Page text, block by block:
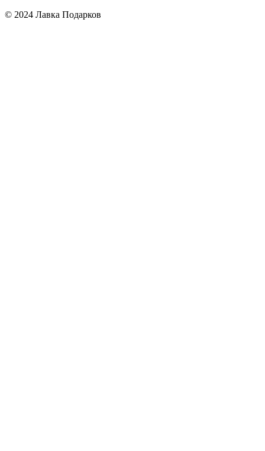
© 2024 Лавка Подарков